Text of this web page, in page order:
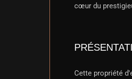
cœur du
Cette propriété